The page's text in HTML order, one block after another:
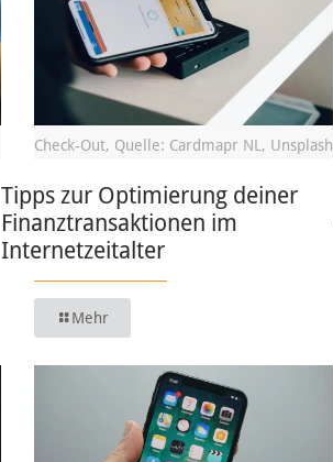
Check-Out, Quelle: Cardmapr NL, Unsplash
Tipps zur Optimierung deiner
Finanztransaktionen im
Internetzeitalter
Mehr